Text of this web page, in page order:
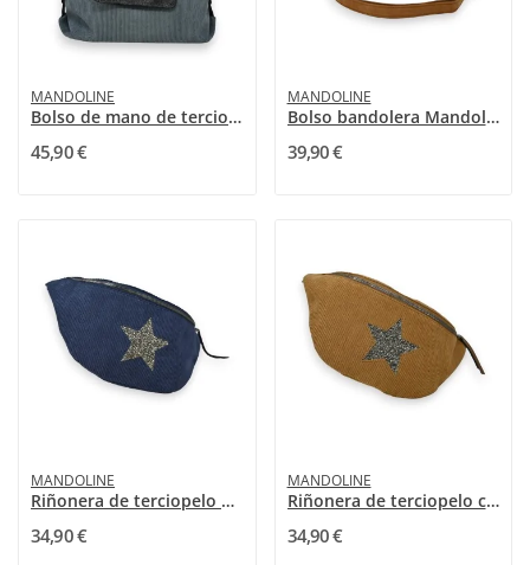
MANDOLINE
Bolso de mano de terciopelo gris de Mandoline
45,90 €
MANDOLINE
Bolso bandolera Mandolina Ante Sintético Peludo
39,90 €
MANDOLINE
Riñonera de terciopelo azul marino con estrella...
34,90 €
MANDOLINE
Riñonera de terciopelo con estrella color Camel...
34,90 €